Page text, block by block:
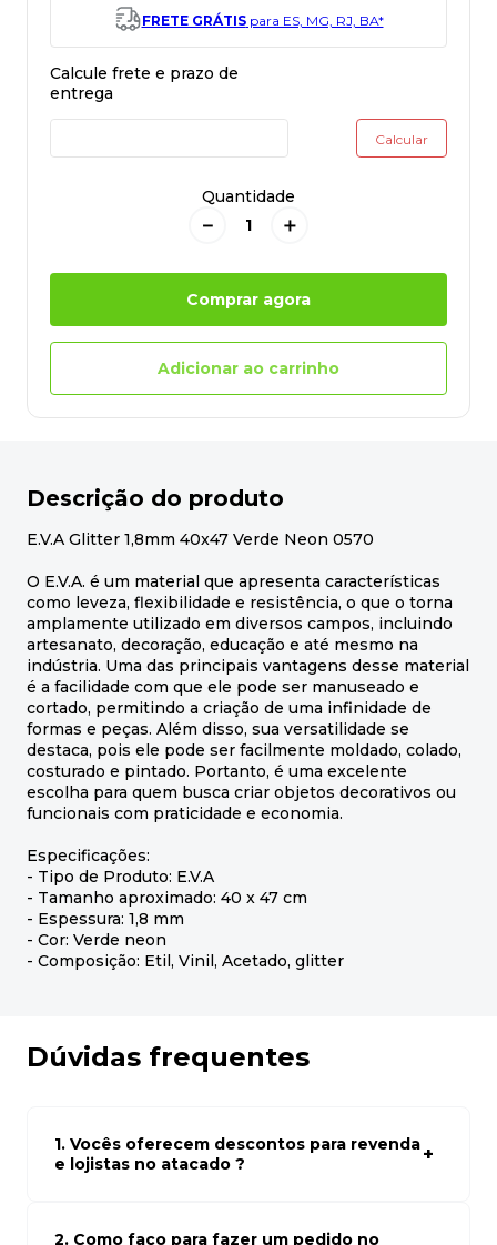
FRETE GRÁTISpara ES, MG, RJ, BA*
Quantidade
＋
－
Comprar agora
Adicionar ao carrinho
Descrição do produto
E.V.A Glitter 1,8mm 40x47 Verde Neon 0570
O E.V.A. é um material que apresenta características
como leveza, flexibilidade e resistência, o que o torna
amplamente utilizado em diversos campos, incluindo
artesanato, decoração, educação e até mesmo na
indústria. Uma das principais vantagens desse material
é a facilidade com que ele pode ser manuseado e
cortado, permitindo a criação de uma infinidade de
formas e peças. Além disso, sua versatilidade se
destaca, pois ele pode ser facilmente moldado, colado,
costurado e pintado. Portanto, é uma excelente
escolha para quem busca criar objetos decorativos ou
funcionais com praticidade e economia.
Especificações:
- Tipo de Produto: E.V.A
- Tamanho aproximado: 40 x 47 cm
- Espessura: 1,8 mm
- Cor: Verde neon
- Composição: Etil, Vinil, Acetado, glitter
Dúvidas frequentes
1. Vocês oferecem descontos para revenda
e lojistas no atacado ?
atacado empresas e compre com os melhores preços
2. Como faço para fazer um pedido no